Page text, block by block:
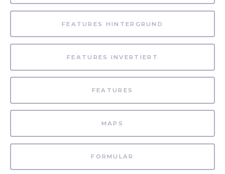
FEATURES HINTERGRUND
FEATURES INVERTIERT
FEATURES
MAPS
FORMULAR